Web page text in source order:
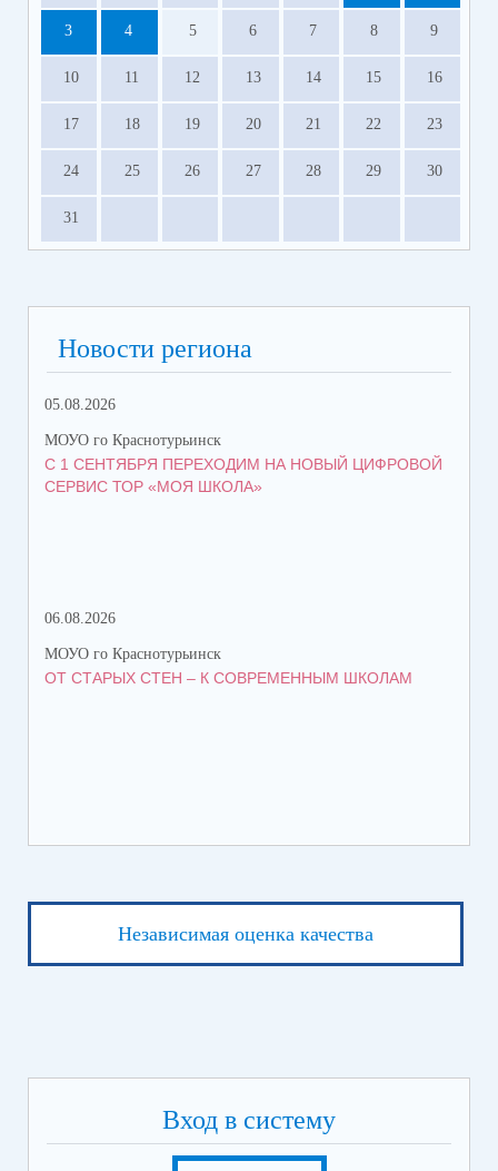
3 4 5 6 7 8 9
10 11 12 13 14 15 16
17 18 19 20 21 22 23
24 25 26 27 28 29 30
31
Новости региона
05.08.2026
МОУО го Краснотурьинск
С 1 СЕНТЯБРЯ ПЕРЕХОДИМ НА НОВЫЙ ЦИФРОВОЙ
СЕРВИС ТОР «МОЯ ШКОЛА»
06.08.2026
МОУО го Краснотурьинск
ОТ СТАРЫХ СТЕН – К СОВРЕМЕННЫМ ШКОЛАМ
Независимая оценка качества
Вход в систему